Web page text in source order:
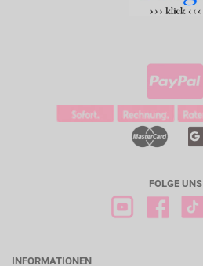
FOLGE UNS
INFORMATIONEN